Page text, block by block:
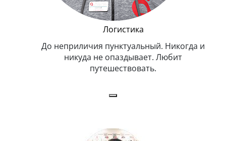
Логистика
До неприличия пунктуальный. Никогда и
никуда не опаздывает. Любит
путешествовать.